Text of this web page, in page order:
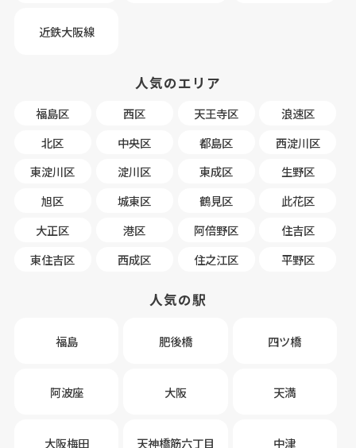
近鉄大阪線
人気のエリア
福島区 西区 天王寺区
浪速区
北区
中央区 都島区
西淀川区
東淀川区
淀川区 東成区
生野区
旭区
城東区 鶴見区
此花区
大正区
港区 阿倍野区
住吉区
東住吉区
西成区 住之江区 平野区
人気の駅
福島 肥後橋 四ツ橋
阿波座 大阪 天満
大阪梅田 天神橋筋六丁目 中津